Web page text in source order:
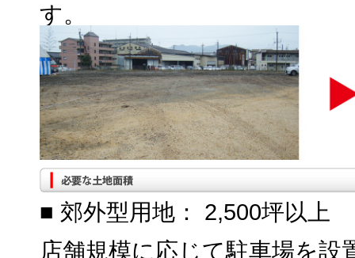
す。
■ 郊外型用地： 2,500坪以上
店舗規模に応じて駐車場を